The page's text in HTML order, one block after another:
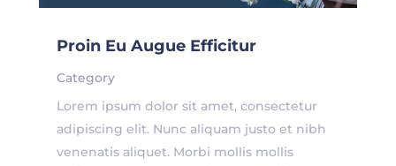
Proin Eu Augue Efficitur
Category
Lorem ipsum dolor sit amet, consectetur
adipiscing elit. Nunc aliquam justo et nibh
venenatis aliquet. Morbi mollis mollis